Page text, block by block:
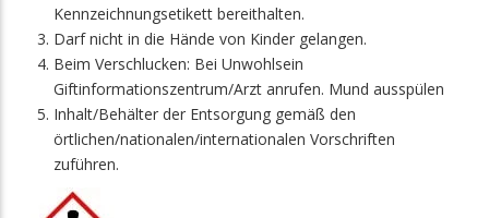
Kennzeichnungsetikett bereithalten.
Darf nicht in die Hände von Kinder gelangen.
Beim Verschlucken: Bei Unwohlsein
Giftinformationszentrum/Arzt anrufen. Mund ausspülen
Inhalt/Behälter der Entsorgung gemäß den
örtlichen/nationalen/internationalen Vorschriften
zuführen.